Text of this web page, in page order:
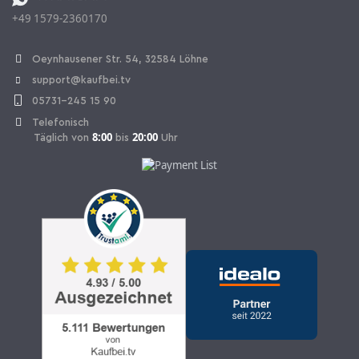
Vertrag widerrufen
+49 1579-2360170
Oeynhausener Str. 54, 32584 Löhne
support@kaufbei.tv
05731-245 15 90
Telefonisch
Täglich von 8:00 bis 20:00 Uhr